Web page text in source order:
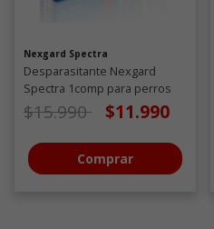
Nexgard Spectra
Desparasitante Nexgard
Spectra 1comp para perros
de 15,1 a 30 KG
Precio de oferta desde
$15.990a $11.990
Comprar